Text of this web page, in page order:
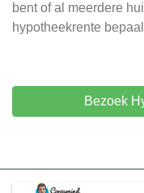
bent of al meerdere
hypotheekrente
Bezoek